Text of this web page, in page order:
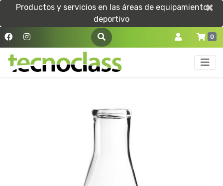
Productos y servicios en las áreas de equipamiento
deportivo
×
×
0